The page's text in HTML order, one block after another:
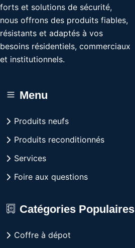
forts et solutions de sécurité,
nous offrons des produits fiables,
résistants et adaptés à vos
besoins résidentiels, commerciaux
et institutionnels.
Menu
Produits neufs
Produits reconditionnés
Services
Foire aux questions
Catégories Populaires
Coffre à dépot